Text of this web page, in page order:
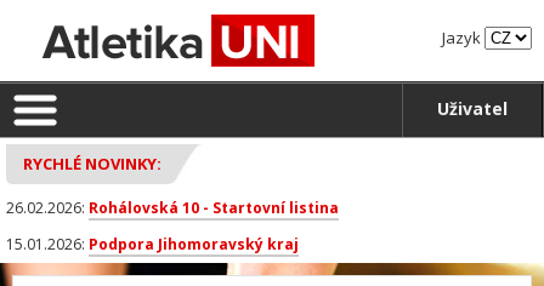
Jazyk
Uživatel
RYCHLÉ NOVINKY:
26.02.2026: Rohálovská 10 - Startovní listina
15.01.2026: Podpora Jihomoravský kraj